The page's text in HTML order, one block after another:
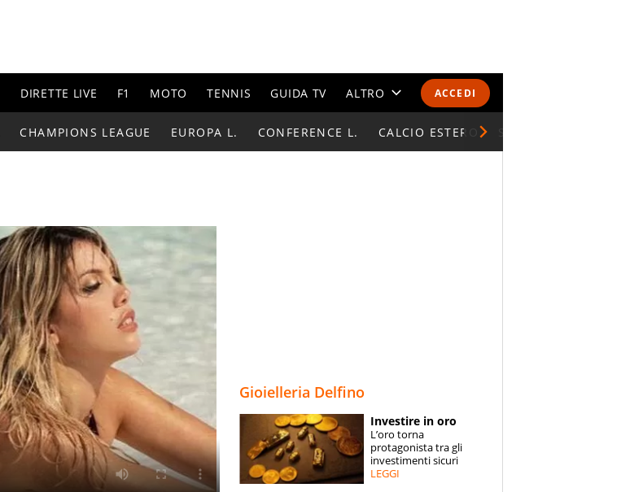
ACCEDI
DIRETTE LIVE F1 MOTO TENNIS GUIDA TV ALTRO
CALENDARI E CLASSIFICHE
ESPERTI
CONTATTI
CHAMPIONS LEAGUE EUROPA L. CONFERENCE L. CALCIO ESTERO
Gioielleria Delfino
Investire in oro
L’oro torna
protagonista tra gli
investimenti sicuri
LEGGI